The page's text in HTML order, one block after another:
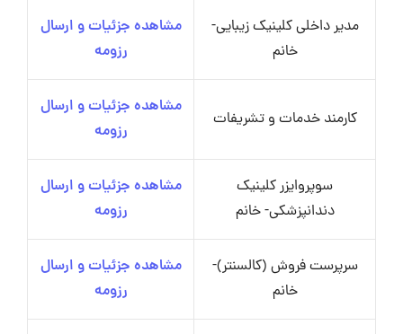
مدیر داخلی کلینیک زیبایی-
خانم
مشاهده جزئیات و ارسال
رزومه
کارمند خدمات و تشریفات
مشاهده جزئیات و ارسال
رزومه
سوپروایزر کلینیک
دندانپزشکی- خانم
مشاهده جزئیات و ارسال
رزومه
سرپرست فروش (کالسنتر)-
خانم
مشاهده جزئیات و ارسال
رزومه